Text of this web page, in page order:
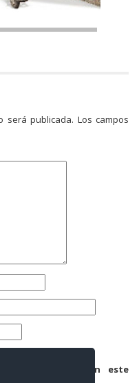
será publicada. Los campos
y web en este